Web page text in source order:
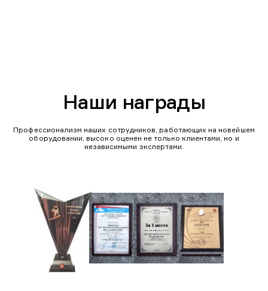
Наши награды
Профессионализм наших сотрудников, работающих на новейшем
оборудовании, высоко оценен не только клиентами, но и
независимыми экспертами.